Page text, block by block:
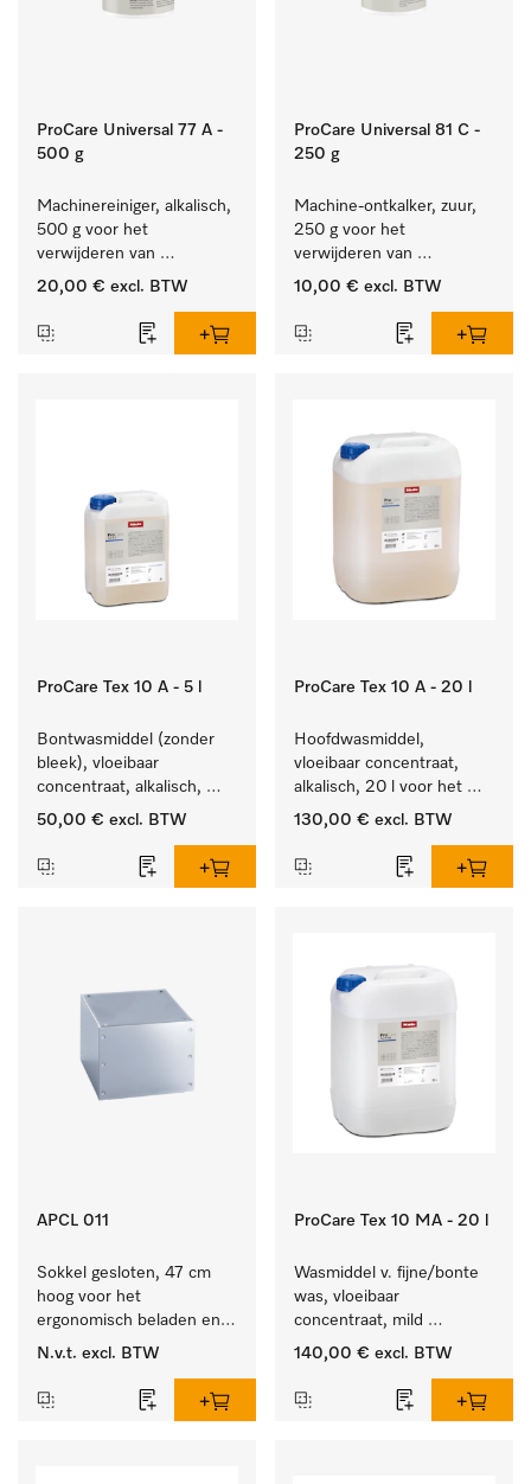
ProCare Universal 77 A -
500 g
Machinereiniger, alkalisch,
500 g voor het
verwijderen van
hardnekkige
20,00 € excl. BTW
ProCare Universal 81 C -
250 g
Machine-ontkalker, zuur,
250 g voor het
verwijderen van
hardnekkige kalkaanslag.
10,00 € excl. BTW
ProCare Tex 10 A - 5 l
Bontwasmiddel (zonder
bleek), vloeibaar
concentraat, alkalisch,
5 l voor het reinigen van
kleurechte bonte was.
50,00 € excl. BTW
ProCare Tex 10 A - 20 l
Hoofdwasmiddel,
vloeibaar concentraat,
alkalisch, 20 l voor het
reinigen van wit wasgoed
130,00 € excl. BTW
APCL 011
Sokkel gesloten, 47 cm
hoog voor het
ergonomisch beladen en
legen van de wasmachine
N.v.t. excl. BTW
ProCare Tex 10 MA - 20 l
Wasmiddel v. fijne/bonte
was, vloeibaar
concentraat, mild
alkalisch, 20 l voor het
en gevoelig textiel.
140,00 € excl. BTW